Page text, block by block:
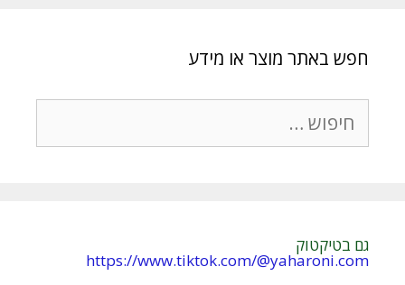
nחפש באתר מוצר או מידע
חיפוש:
גם בטיקטוק
https://www.tiktok.com/@yaharoni.com